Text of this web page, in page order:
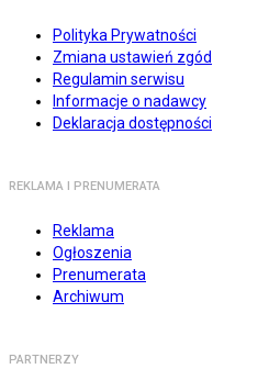
Polityka Prywatności
Zmiana ustawień zgód
Regulamin serwisu
Informacje o nadawcy
Deklaracja dostępności
REKLAMA I PRENUMERATA
Reklama
Ogłoszenia
Prenumerata
Archiwum
PARTNERZY